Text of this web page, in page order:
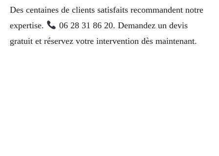
Des centaines de clients satisfaits recommandent notre
expertise.
06 28 31 86 20. Demandez un devis
gratuit et réservez votre intervention dès maintenant.